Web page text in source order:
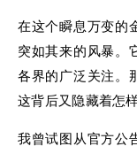
在这个瞬息万变的
突如其来的风暴。
各界的广泛关注。
这背后又隐藏着怎
我曾试图从官方公